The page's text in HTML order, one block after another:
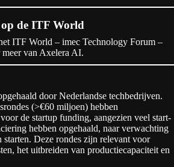
op de ITF World
ITF World – imec Technology Forum –
meer van Axelera AI.
door Nederlandse techbedrijven.
(>€60 miljoen) hebben
de startup funding, aangezien veel start-
hebben opgehaald, naar verwachting
Deze rondes zijn relevant voor
het uitbreiden van productiecapaciteit en